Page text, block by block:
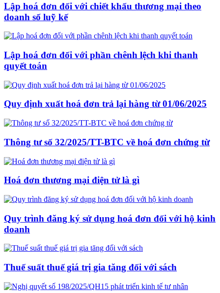
Lập hoá đơn đối với chiết khấu thương mại theo
doanh số luỹ kế
Lập hoá đơn đối với phần chênh lệch khi thanh
quyết toán
Quy định xuất hoá đơn trả lại hàng từ 01/06/2025
Thông tư số 32/2025/TT-BTC về hoá đơn chứng từ
Hoá đơn thương mại điện tử là gì
Quy trình đăng ký sử dụng hoá đơn đối với hộ kinh
doanh
Thuế suất thuế giá trị gia tăng đối với sách